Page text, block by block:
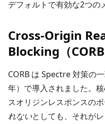
デフォルトで有効な2つの
Cross-Origin
Blocking（CORB
CORB は Spectre 対策の
年）で導入されました。
スオリジンレスポンスの
れないとしても、それが